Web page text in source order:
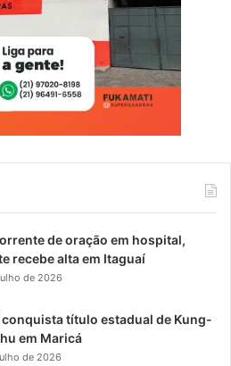
de oração em hospital,
recebe alta em Itaguaí
de 2026
conquista título estadual de Kung-
em Maricá
de 2026